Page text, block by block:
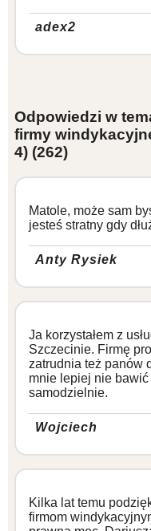
adex2
Odpowiedzi w
firmy
4) (262)
Matole, może sam
jesteś stratny gdy
Anty Rysiek
Ja korzystałem z
Szczecinie. Firmę
zatrudnia też panów
mnie lepiej nie
samodzielnie.
Wojciech
Kilka lat temu
firmom